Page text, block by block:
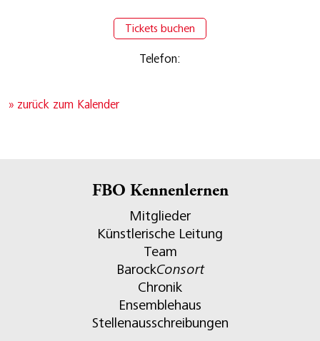
Tickets buchen
Telefon:
» zurück zum Kalender
FBO Kennenlernen
Mitglieder
Künstlerische Leitung
Team
BarockConsort
Chronik
Ensemblehaus
Stellenausschreibungen